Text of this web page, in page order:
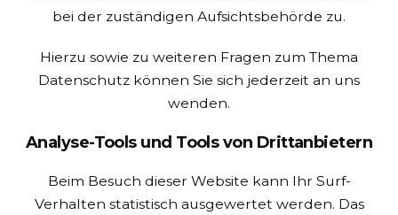
bei der zuständigen Aufsichtsbehörde zu.
Hierzu sowie zu weiteren Fragen zum Thema
Datenschutz können Sie sich jederzeit an uns
wenden.
Analyse-Tools und Tools von Dritt­anbietern
Beim Besuch dieser Website kann Ihr Surf-
Verhalten statistisch ausgewertet werden. Das